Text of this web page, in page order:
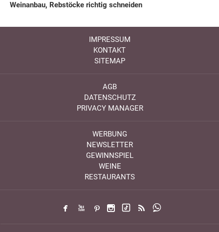
Weinanbau, Rebstöcke richtig schneiden
IMPRESSUM
KONTAKT
SITEMAP
AGB
DATENSCHUTZ
PRIVACY MANAGER
WERBUNG
NEWSLETTER
GEWINNSPIEL
WEINE
RESTAURANTS